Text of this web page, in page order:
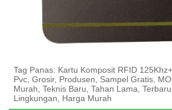
Tag Panas: Kartu Komposit RFID
Pvc, Grosir, Produsen, Sampel Gratis,
Murah, Teknis Baru, Tahan Lama,
Lingkungan, Harga Murah